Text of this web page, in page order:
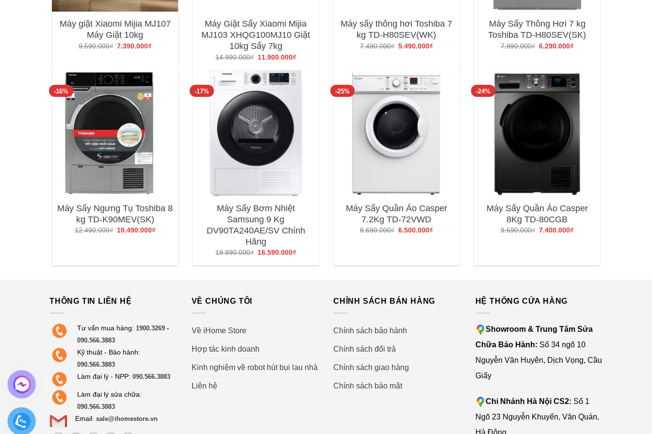
Máy giặt Xiaomi Mijia MJ107
Máy Giặt 10kg
9.590.000₫ Giá
7.390.000₫Giá
7.390.000₫.
Máy Giặt Sấy Xiaomi Mijia
MJ103 XHQG100MJ10 Giặt
10kg Sấy 7kg
14.990.000₫ Giá
là:
14.990.000₫.
11.900.000₫Giá
tại
11.900.000₫.
Máy sấy thông hơi Toshiba 7
kg TD-H80SEV(WK)
7.490.000₫ Giá
5.490.000₫Giá
Máy Sấy Thông Hơi 7 kg
Toshiba TD-H80SEV(SK)
7.990.000₫ Giá
6.290.000₫Giá
6.290.000₫.
-16%
Máy Sấy Ngưng Tụ Toshiba 8
kg TD-K90MEV(SK)
12.490.000₫ Giá
10.490.000₫Giá
-17%
Máy Sấy Bơm Nhiệt
Samsung 9 Kg
DV90TA240AE/SV Chính
Hãng
19.890.000₫ Giá
là:
16.590.000₫Giá
tại
-25%
Máy Sấy Quần Áo Casper
7.2Kg TD-72VWD
8.690.000₫ Giá
6.500.000₫Giá
-24%
Máy Sấy Quần Áo Casper
8Kg TD-80CGB
9.690.000₫ Giá
7.400.000₫Giá
THÔNG TIN LIÊN HỆ
Tư vấn mua hàng: 1900.3269 -
090.566.3883
Kỹ thuật - Bảo hành:
090.566.3883
Làm đại lý - NPP: 090.566.3883
Làm đại lý sửa chữa:
090.566.3883
Email: sale@ihomestore.vn
VỀ CHÚNG TÔI
Về iHome Store
Hợp tác kinh doanh
Kinh nghiệm về robot hút bụi lau nhà
Liên hệ
CHÍNH SÁCH BÁN HÀNG
Chính sách bảo hành
Chính sách đổi trả
Chính sách giao hàng
Chính sách bảo mật
HỆ THỐNG CỬA HÀNG
Showroom & Trung Tâm Sửa
Chữa Bảo Hành: Số 34 ngõ 10
Nguyễn Văn Huyên, Dịch Vọng, Cầu
Giấy
Chi Nhánh Hà Nội CS2: Số 1
Ngõ 23 Nguyễn Khuyến, Văn Quán,
Hà Đông